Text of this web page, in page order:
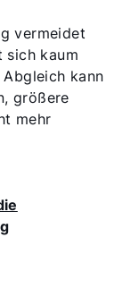
vermeidet
sich kaum
kann
größere
mehr